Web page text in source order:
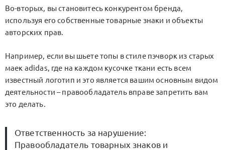
Во-вторых, вы становитесь конкурентом бренда,
используя его собственные товарные знаки и объекты
авторских прав.
Например, если вы шьете топы в стиле пэчворк из старых
маек adidas, где на каждом кусочке ткани есть всем
известный логотип и это является вашим основным видом
деятельности – правообладатель вправе запретить вам
это делать.
Ответственность за нарушение:
Правообладатель товарных знаков и